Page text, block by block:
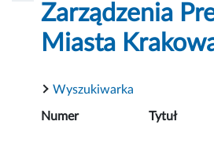
Zarządzenia
Miasta
Wyszukiwarka
Numer Tytuł